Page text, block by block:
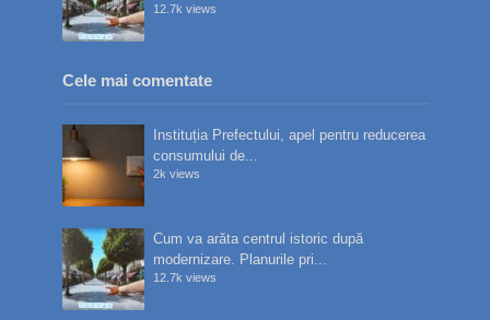
12.7k views
Cele mai comentate
Instituția Prefectului, apel pentru reducerea
consumului de...
2k views
Cum va arăta centrul istoric după
modernizare. Planurile pri...
12.7k views